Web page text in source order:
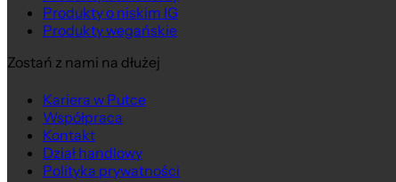
Produkty o niskim IG
Produkty wegańskie
Zostań z nami na dłużej
Kariera w Putce
Współpraca
Kontakt
Dział handlowy
Polityka prywatności